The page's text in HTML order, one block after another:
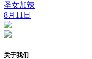
圣女加辣
8月11日
关于我们